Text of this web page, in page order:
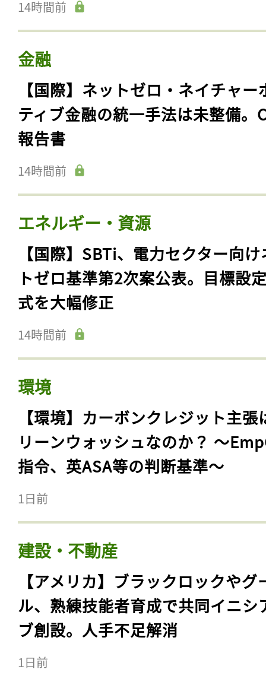
14時間前
金融
【国際】ネットゼロ・ネイチャー
ティブ金融の統一手法は未整備。
報告書
14時間前
エネルギー・資源
【国際】SBTi、電力セクター向
トゼロ基準第2次案公表。目標設
式を大幅修正
14時間前
環境
【環境】カーボンクレジット主張
リーンウォッシュなのか？ 〜
指令、英ASA等の判断基準〜
1日前
建設・不動産
【アメリカ】ブラックロックやグ
ル、熟練技能者育成で共同イニシ
ブ創設。人手不足解消
1日前